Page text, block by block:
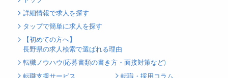
詳細情報で求人を探す
タップで簡単に求人を探す
【初めての方へ】
長野県の求人検索で選ばれる理由
転職ノウハウ(応募書類の書き方・面接対策など)
転職支援サービス
転職・採用コラム